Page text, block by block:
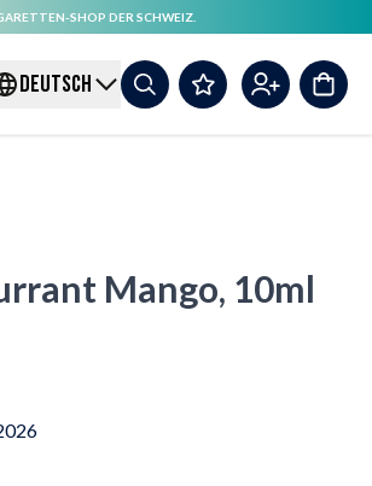
SHOP DER SCHWEIZ.
DEUTSCH
Mango, 10ml